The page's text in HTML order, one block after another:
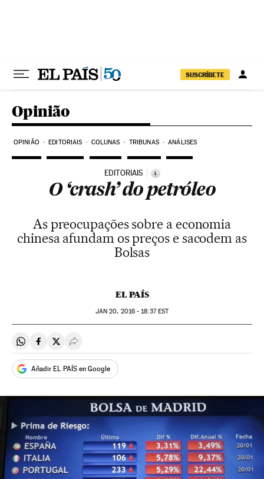
SUSCRÍBETE
Opinião
OPINIÃO EDITORIAIS COLUNAS TRIBUNAS ANÁLISES
EDITORIAIS i
O ‘crash’ do petróleo
As preocupações sobre a economia
chinesa afundam os preços e sacodem as
Bolsas
EL PAÍS
JAN 20, 2016 - 18:37EST
Compartir en Whatsapp
Compartir en Facebook
Compartir en Twitter
Desplegar Redes Sociales
Añadir EL PAÍS en Google